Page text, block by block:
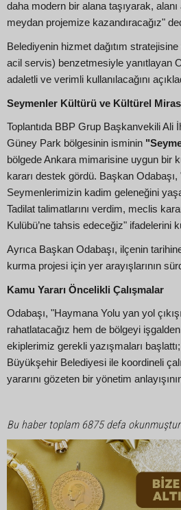
daha modern bir alana taşıyarak,
meydan projemize kazandıracağız"
Belediyenin hizmet dağıtım
acil servis) benzetmesiyle yanıtlayan
adaletli ve verimli kullanılacağını
Seymenler Kültürü ve Kültürel Miras
Toplantıda BBP Grup Başkanvekili Ali
Güney Park bölgesinin isminin
bölgede Ankara mimarisine uygun bir
kararı destek gördü. Başkan
Seymenlerimizin kadim geleneğini
Tadilat talimatlarını verdim, meclis
Kulübü’ne tahsis edeceğiz" ifadelerini
Ayrıca Başkan Odabaşı, ilçenin
kurma projesi için yer arayışlarının
Kamu Yararı Öncelikli Çalışmalar
Odabaşı, "Haymana Yolu yan yol
rahatlatacağız hem de bölgeyi
ekiplerimiz gerekli yazışmaları
Büyükşehir Belediyesi ile koordineli
yararını gözeten bir yönetim
Bu haber toplam 6875 defa okunmuştur